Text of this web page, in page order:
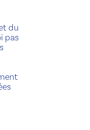
du
pas